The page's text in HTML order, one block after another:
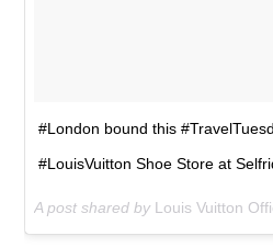
#London bound this
#LouisVuitton Shoe Store at
A post shared by Louis Vuitton